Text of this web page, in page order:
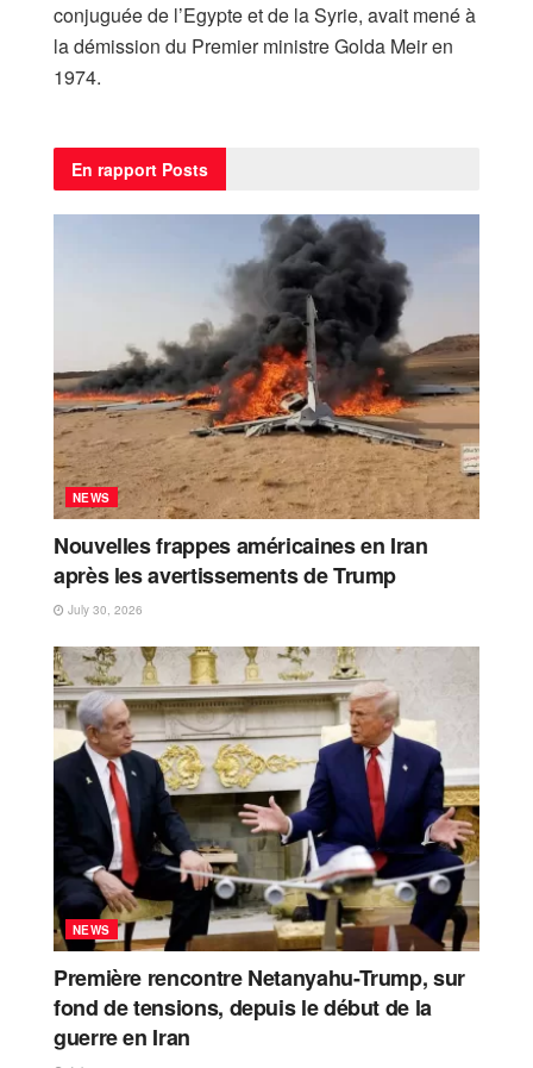
conjuguée de l’Egypte et de la Syrie, avait mené à
la démission du Premier ministre Golda Meir en
1974.
En rapport Posts
NEWS
Nouvelles frappes américaines en Iran
après les avertissements de Trump
July 30, 2026
NEWS
Première rencontre Netanyahu-Trump, sur
fond de tensions, depuis le début de la
guerre en Iran